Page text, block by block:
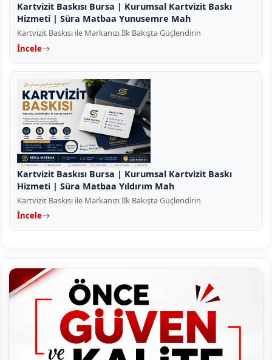
Kartvizit Baskısı Bursa | Kurumsal Kartvizit Baskı
Hizmeti | Süra Matbaa Yunusemre Mah
Kartvizit Baskısı ile Markanızı İlk Bakışta Güçlendirin
İncele
Kartvizit Baskısı Bursa | Kurumsal Kartvizit Baskı
Hizmeti | Süra Matbaa Yıldırım Mah
Kartvizit Baskısı ile Markanızı İlk Bakışta Güçlendirin
İncele